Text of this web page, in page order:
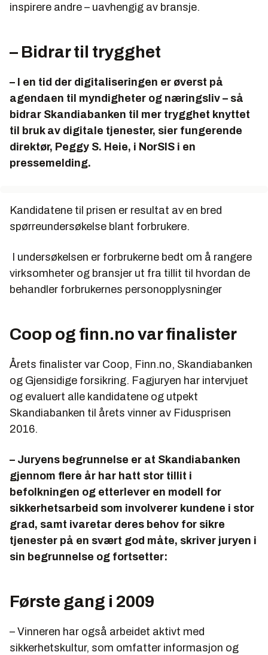
inspirere andre – uavhengig av bransje.
– Bidrar til trygghet
– I en tid der digitaliseringen er øverst på
agendaen til myndigheter og næringsliv – så
bidrar Skandiabanken til mer trygghet knyttet
til bruk av digitale tjenester, sier fungerende
direktør, Peggy S. Heie, i NorSIS i en
pressemelding.
Kandidatene til prisen er resultat av en bred
spørreundersøkelse blant forbrukere.
I undersøkelsen er forbrukerne bedt om å rangere
virksomheter og bransjer ut fra tillit til hvordan de
behandler forbrukernes personopplysninger
Coop og finn.no var finalister
Årets finalister var Coop, Finn.no, Skandiabanken
og Gjensidige forsikring. Fagjuryen har intervjuet
og evaluert alle kandidatene og utpekt
Skandiabanken til årets vinner av Fidusprisen
2016.
– Juryens begrunnelse er at Skandiabanken
gjennom flere år har hatt stor tillit i
befolkningen og etterlever en modell for
sikkerhetsarbeid som involverer kundene i stor
grad, samt ivaretar deres behov for sikre
tjenester på en svært god måte, skriver juryen i
sin begrunnelse og fortsetter:
Første gang i 2009
– Vinneren har også arbeidet aktivt med
sikkerhetskultur, som omfatter informasjon og